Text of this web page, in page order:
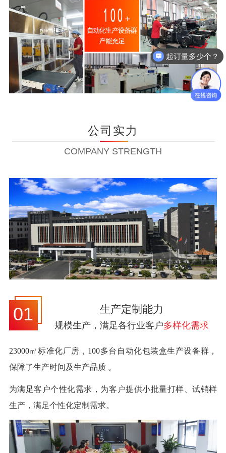
公司实力
COMPANY STRENGTH
01 生产定制能力
规模生产，满足各行业客户多样化需求
23000㎡标准化厂房，100多台自动化包装盒生产设备群，
保障了生产时间及生产品质 。
为满足客户个性化需求，为客户提供小批量打样、试销样
生产，满足个性化定制需求。
起订量多少个？
可以拿样么？